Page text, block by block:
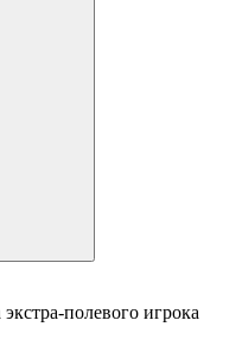
полевого игрока